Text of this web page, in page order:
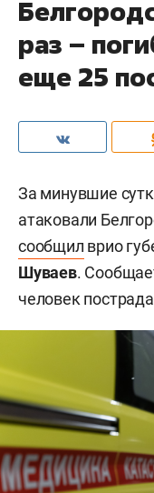
раз –
еще 25
За минувшие
атаковали
сообщил врио
Шуваев.
человек